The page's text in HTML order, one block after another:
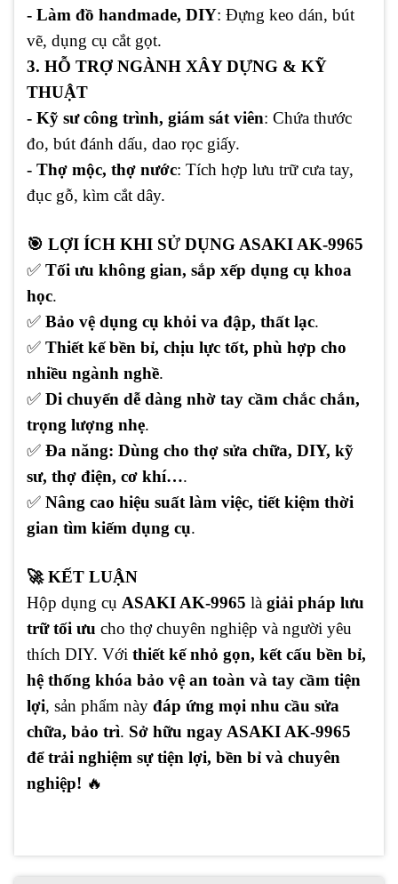
- Làm đồ handmade, DIY: Đựng keo dán, bút
vẽ, dụng cụ cắt gọt.
3. HỖ TRỢ NGÀNH XÂY DỰNG & KỸ
THUẬT
- Kỹ sư công trình, giám sát viên: Chứa thước
đo, bút đánh dấu, dao rọc giấy.
- Thợ mộc, thợ nước: Tích hợp lưu trữ cưa tay,
đục gỗ, kìm cắt dây.
🎯 LỢI ÍCH KHI SỬ DỤNG ASAKI AK-9965
✅ Tối ưu không gian, sắp xếp dụng cụ khoa
học.
✅ Bảo vệ dụng cụ khỏi va đập, thất lạc.
✅ Thiết kế bền bỉ, chịu lực tốt, phù hợp cho
nhiều ngành nghề.
✅ Di chuyển dễ dàng nhờ tay cầm chắc chắn,
trọng lượng nhẹ.
✅ Đa năng: Dùng cho thợ sửa chữa, DIY, kỹ
sư, thợ điện, cơ khí….
✅ Nâng cao hiệu suất làm việc, tiết kiệm thời
gian tìm kiếm dụng cụ.
🚀KẾT LUẬN
Hộp dụng cụ ASAKI AK-9965 là giải pháp lưu
trữ tối ưu cho thợ chuyên nghiệp và người yêu
thích DIY. Với thiết kế nhỏ gọn, kết cấu bền bỉ,
hệ thống khóa bảo vệ an toàn và tay cầm tiện
lợi, sản phẩm này đáp ứng mọi nhu cầu sửa
chữa, bảo trì. Sở hữu ngay ASAKI AK-9965
để trải nghiệm sự tiện lợi, bền bỉ và chuyên
nghiệp! 🔥